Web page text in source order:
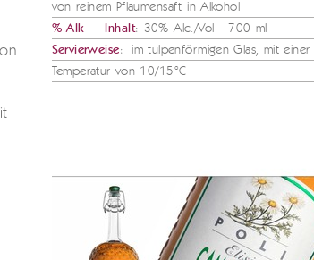
von reinem Pflaumensaft in Alkohol
% Alk- Inhalt: 30% Alc./Vol - 700 ml
Servierweise: im tulpenförmigen Glas, mit einer
Temperatur von 10/15°C